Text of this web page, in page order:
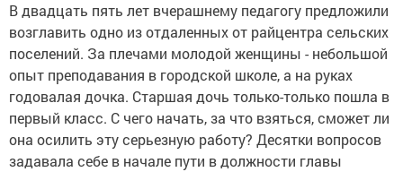
В двадцать пять лет вчерашнему педагогу предложили
возглавить одно из отдаленных от райцентра сельских
поселений. За плечами молодой женщины - небольшой
опыт преподавания в городской школе, а на руках
годовалая дочка. Старшая дочь только-только пошла в
первый класс. С чего начать, за что взяться, сможет ли
она осилить эту серьезную работу? Десятки вопросов
задавала себе в начале пути в должности главы